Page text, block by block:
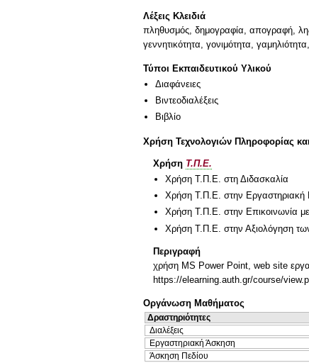
Λέξεις Κλειδιά
πληθυσμός, δημογραφία, απογραφή,
γεννητικότητα, γονιμότητα,
Τύποι Εκπαιδευτικού Υλικού
Διαφάνειες
Βιντεοδιαλέξεις
Βιβλίο
Χρήση Τεχνολογιών Πληροφορίας
Χρήση Τ.Π.Ε.
Χρήση Τ.Π.Ε. στη Διδασκαλία
Χρήση Τ.Π.Ε. στην Εργαστηριακή
Χρήση Τ.Π.Ε. στην Επικοινωνία με
Χρήση Τ.Π.Ε. στην Αξιολόγηση
Περιγραφή
χρήση MS Power Point, web site
https://elearning.auth.gr/course/
Οργάνωση Μαθήματος
Δραστηριότητες
Διαλέξεις
Εργαστηριακή Άσκηση
Άσκηση Πεδίου